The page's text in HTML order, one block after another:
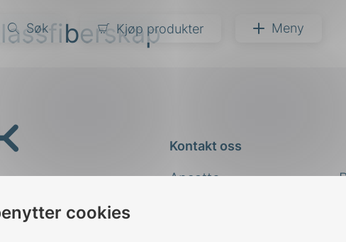
cookies
Søk Kjøp produkter Meny
Kontakt oss
Ansatte